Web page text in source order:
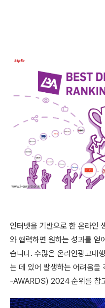
인터넷을 기반으로 한 온라인
와 협력하면 원하는 성과를 얻
습니다. 수많은 온라인광고대
는 데 있어 발생하는 어려움을
-AWARDS) 2024 순위를 참